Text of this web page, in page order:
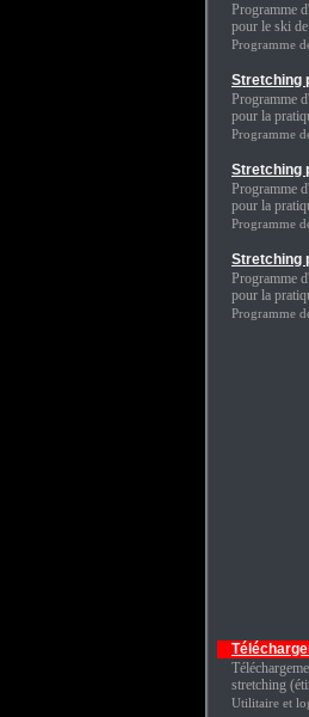
Programme
pour le ski
Programme
Stretching
Programme
pour la
Programme
Stretching
Programme
pour la
Programme
Stretching
Programme
pour la
Programme
stretching
Utilitaire et